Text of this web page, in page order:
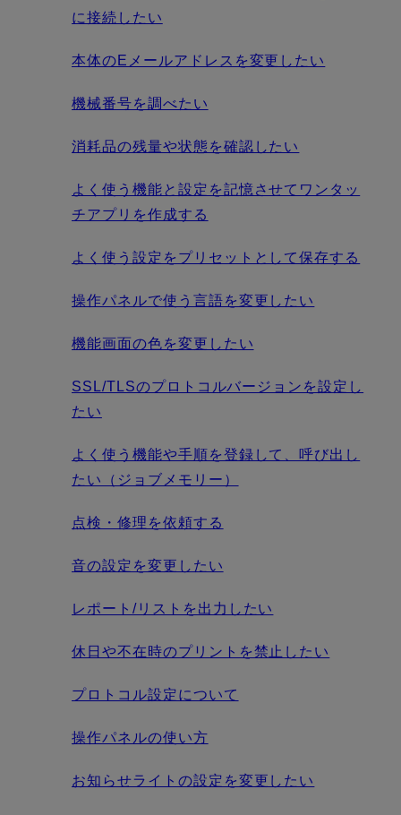
に接続したい
本体のEメールアドレスを変更したい
機械番号を調べたい
消耗品の残量や状態を確認したい
よく使う機能と設定を記憶させてワンタッ
チアプリを作成する
よく使う設定をプリセットとして保存する
操作パネルで使う言語を変更したい
機能画面の色を変更したい
SSL/TLSのプロトコルバージョンを設定し
たい
よく使う機能や手順を登録して、呼び出し
たい（ジョブメモリー）
点検・修理を依頼する
音の設定を変更したい
レポート/リストを出力したい
休日や不在時のプリントを禁止したい
プロトコル設定について
操作パネルの使い方
お知らせライトの設定を変更したい